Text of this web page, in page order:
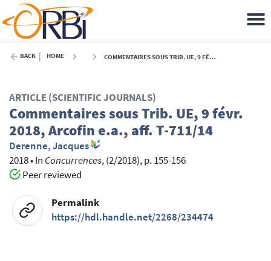
BACK HOME COMMENTAIRES SOUS TRIB. UE, 9 FÉVR. 2018, ARCOFIN E.A., AFF. T-711/14 - 2018
ARTICLE (SCIENTIFIC JOURNALS)
Commentaires sous Trib. UE, 9 févr.
2018, Arcofin e.a., aff. T-711/14
Derenne, Jacques
2018•In Concurrences, (2/2018), p. 155-156
Peer reviewed
Permalink
https://hdl.handle.net/2268/234474